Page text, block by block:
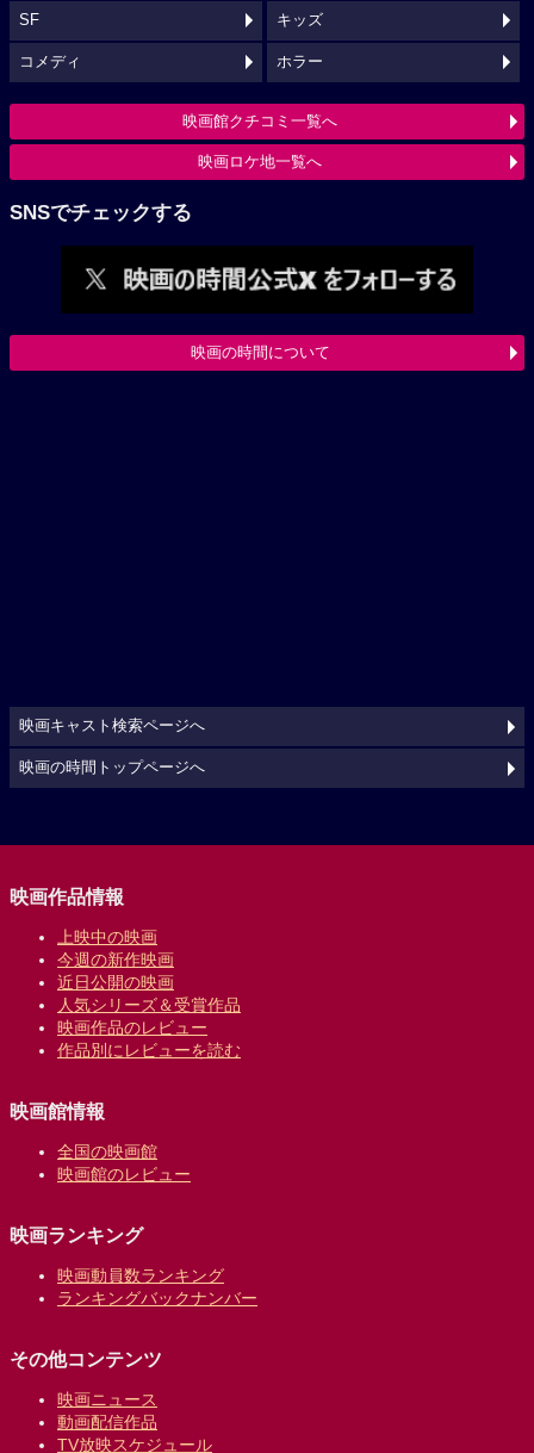
SF キッズ
コメディ ホラー
映画館クチコミ一覧へ
映画ロケ地一覧へ
SNSでチェックする
映画の時間について
映画キャスト検索ページへ
映画の時間トップページへ
映画作品情報
上映中の映画
今週の新作映画
近日公開の映画
人気シリーズ＆受賞作品
映画作品のレビュー
作品別にレビューを読む
映画館情報
全国の映画館
映画館のレビュー
映画ランキング
映画動員数ランキング
ランキングバックナンバー
その他コンテンツ
映画ニュース
動画配信作品
TV放映スケジュール